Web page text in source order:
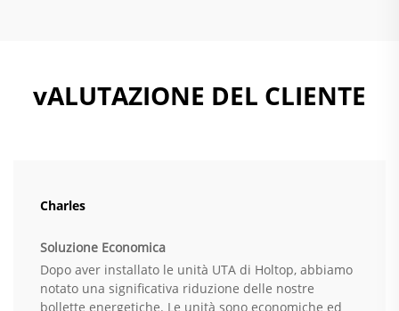
vALUTAZIONE DEL CLIENTE
Charles
Soluzione Economica
Dopo aver installato le unità UTA di Holtop, abbiamo
notato una significativa riduzione delle nostre
bollette energetiche. Le unità sono economiche ed